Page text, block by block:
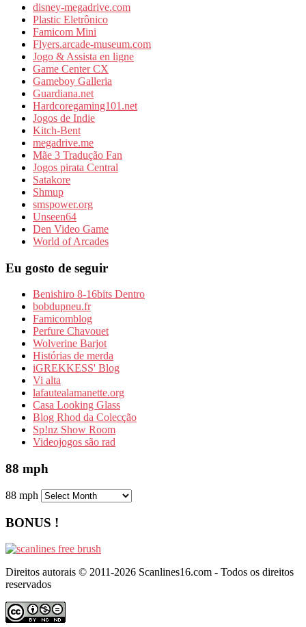
disney-megadrive.com
Plastic Eletrônico
Famicom Mini
Flyers.arcade-museum.com
Jogo & Assista en ligne
Game Center CX
Gameboy Galleria
Guardiana.net
Hardcoregaming101.net
Jogos de Indie
Kitch-Bent
megadrive.me
Mãe 3 Tradução Fan
Jogos pirata Central
Satakore
Shmup
smspower.org
Unseen64
Den Video Game
World of Arcades
Eu gosto de seguir
Benishiro 8-16bits Dentro
bobdupneu.fr
Famicomblog
Perfure Chavouet
Wolverine Barjot
Histórias de merda
iGREKKESS' Blog
Vi alta
lafautealamanette.org
Casa Looking Glass
Blog Rhod da Colecção
Sp!nz Show Room
Videojogos são rad
88 mph
88 mph
BONUS !
Direitos autorais © 2011-2026 Scanlines16.com - Todos os direitos
reservados